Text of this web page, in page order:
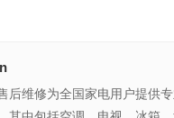
后维修为全国家电用户提供